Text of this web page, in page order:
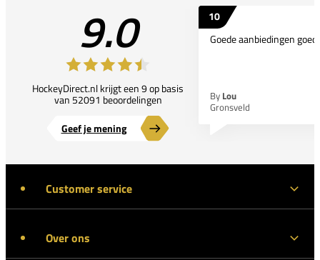
9.0
HockeyDirect.nl krijgt een 9 op basis
van 52091 beoordelingen
Geef je mening
10
Goede aanbiedingen
By Lou
Gronsveld
Customer service
Over ons